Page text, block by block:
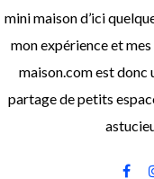
mini maison d’ici
mon expérience et
maison.com est donc
partage de petits